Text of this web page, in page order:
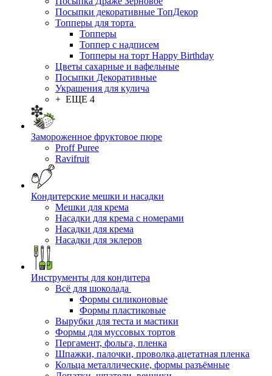
Посыпки декоративные ТопДекор
Топперы для торта
Топперы
Топпер с надписем
Топперы на торт Happy Birthday
Цветы сахарные и вафельные
Посыпки Декоративные
Украшения для кулича
+ ЕЩЕ 4
Замороженное фруктовое пюре
Proff Puree
Ravifruit
Кондитерские мешки и насадки
Мешки для крема
Насадки для крема с номерами
Насадки для крема
Насадки для эклеров
Инструменты для кондитера
Всё для шоколада
Формы силиконовые
Формы пластиковые
Вырубки для теста и мастики
Формы для муссовых тортов
Пергамент, фольга, пленка
Шпажки, палочки, проволка,ацетатная пленка
Кольца металлические, формы разъёмные